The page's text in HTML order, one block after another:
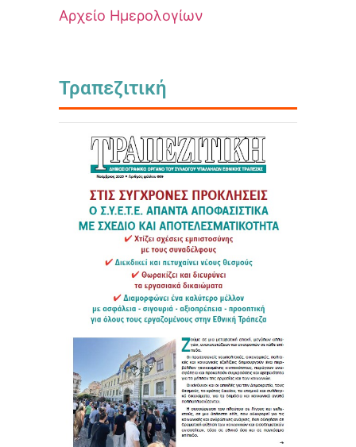
Αρχείο Ημερολογίων
Τραπεζιτική